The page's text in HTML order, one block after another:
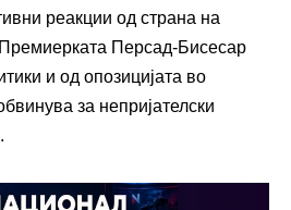
реакции од страна на
Персад-Бисесар
и од опозицијата во
за непријателски